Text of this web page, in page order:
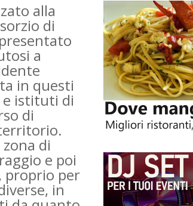
alla
di
a
in questi
e istituti di
di
di
e poi
proprio per
in